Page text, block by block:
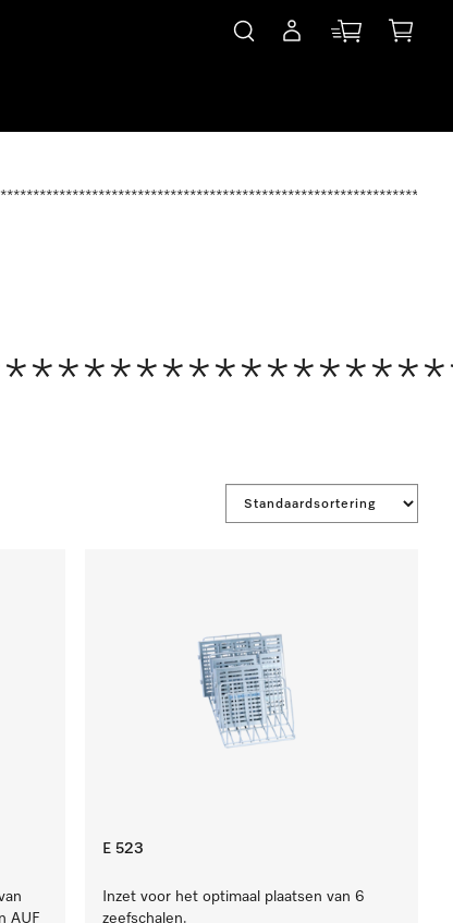
AUF
E 523
Inzet voor het optimaal plaatsen van 6
zeefschalen.